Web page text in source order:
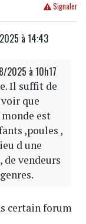
Signaler
à 14:43
2025 à 10h17
Il suffit de
que
est
,poules ,
d une
vendeurs
certain forum